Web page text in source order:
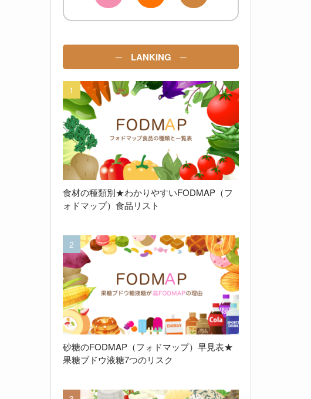
─ LANKING ─
食材の種類別★わかりやすいFODMAP（フ
ォドマップ）食品リスト
砂糖のFODMAP（フォドマップ）早見表★
果糖ブドウ液糖7つのリスク